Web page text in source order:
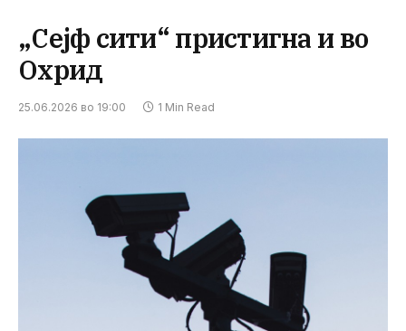
„Сејф сити“ пристигна и во
Охрид
25.06.2026 во 19:00 1 Min Read